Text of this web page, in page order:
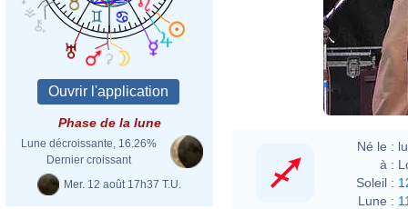
Phase de la lune
Lune décroissante, 16.26%
Dernier croissant
Mer. 12 août 17h37 T.U.
Né le :
à :
Soleil :
Lune :